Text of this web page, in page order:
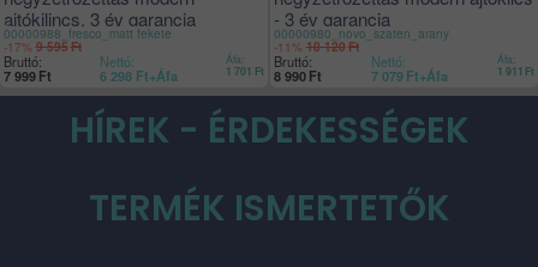
ajtókilincs, 3 év garancia
00000988_fresco_matt fekete
-17% 9 595Ft
Bruttó:
7 999 Ft
Nettó:
6 298 Ft+Áfa
Áfa:
1 701 Ft
- 3 év garancia
00000980_novo_szaten_arany
-11% 10 120Ft
Bruttó:
8 990 Ft
Nettó:
7 079 Ft+Áfa
Áfa:
1 911 Ft
HÍREK - ÉRDEKESSÉGEK
TERMÉK ISMERTETŐK